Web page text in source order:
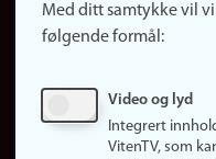
Finn studier
Ledige stillinger
Med ditt samtykke vil
følgende formål:
Video og lyd
Integrert
VitenTV, som